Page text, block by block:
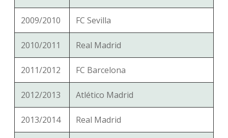
2009/2010 FC Sevilla
2010/2011 Real Madrid
2011/2012 FC Barcelona
2012/2013 Atlético Madrid
2013/2014 Real Madrid